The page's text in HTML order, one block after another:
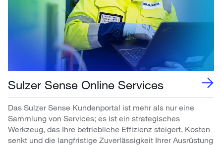
Sulzer Sense Online Services
Das Sulzer Sense Kundenportal ist mehr als nur eine
Sammlung von Services; es ist ein strategisches
Werkzeug, das Ihre betriebliche Effizienz steigert, Kosten
senkt und die langfristige Zuverlässigkeit Ihrer Ausrüstung